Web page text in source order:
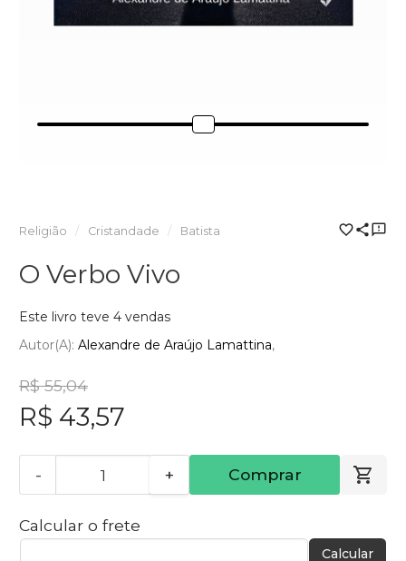
Religião Cristandade Batista
O Verbo Vivo
Este livro teve 4 vendas
Autor(a): Alexandre de Araújo Lamattina
R$ 55,04
R$ 43,57
- + Comprar
Calcular o frete
Calcular